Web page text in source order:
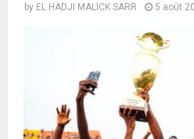
by EL HADJI MALICK SARR 5 août